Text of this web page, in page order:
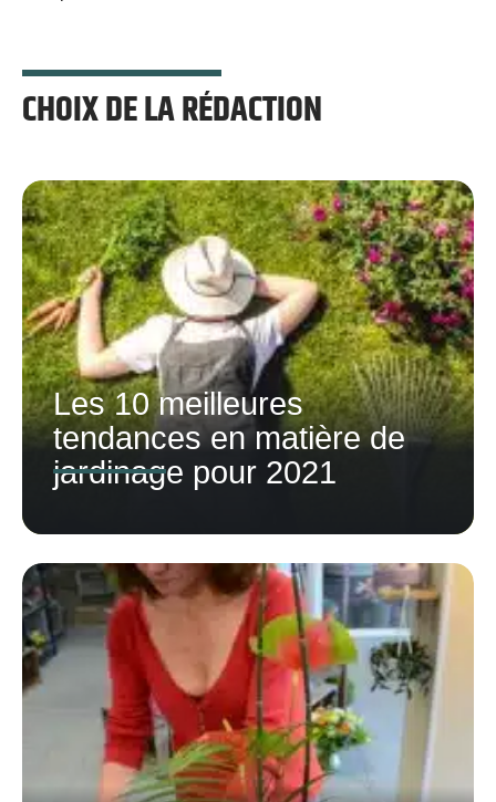
CHOIX DE LA RÉDACTION
Les 10 meilleures
tendances en matière de
jardinage pour 2021